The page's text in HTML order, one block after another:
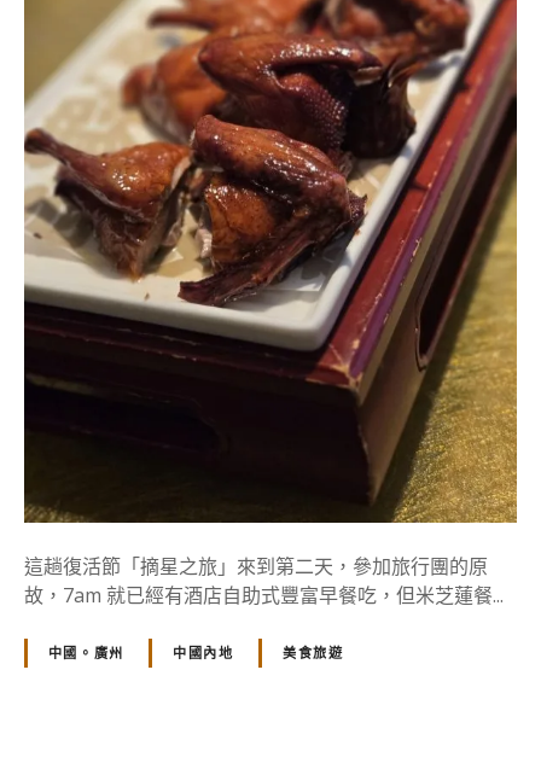
乳
鴿
，
一
鴿
勝
九
，
在
人
的
米
芝
蓮
店
這趟復活節「摘星之旅」來到第二天，參加旅行團的原
故，7am 就已經有酒店自助式豐富早餐吃，但米芝蓮餐...
中國。廣州 中國內地 美食旅遊